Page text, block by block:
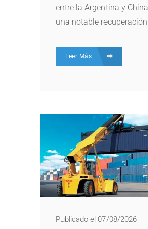
entre la Argentina y
una notable
Leer Más
Publicado el 07/08/2026